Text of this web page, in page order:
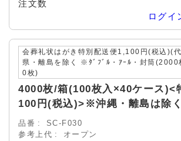
注文数
ログイ
会葬礼状はがき特別配送便1,100円(税込)(
県・離島を除く ※ﾀﾞﾌﾞﾙ・ｱｰﾙ・封筒
0枚)
4000枚/箱(100枚入×40ケース)<
100円(税込)>※沖縄・離島は除く
品番
SC-F030
参考上代
オープン